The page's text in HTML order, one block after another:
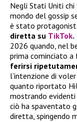
Negli Stati Uniti
mondo del gossip
è stato
diretta su TikTok.
2026 quando, nel
prima cominciato a
ferirsi
l’intenzione di
quanto riportato
mostrando
ciò ha spaventato
diretta, spingendo